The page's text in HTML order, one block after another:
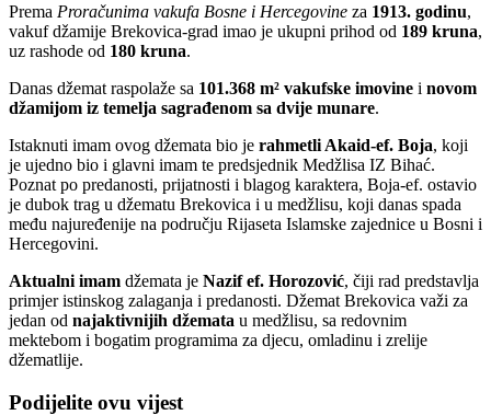
Prema Proračunima vakufa Bosne i Hercegovine za 1913. godinu,
vakuf džamije Brekovica-grad imao je ukupni prihod od 189 kruna,
uz rashode od 180 kruna.
Danas džemat raspolaže sa 101.368 m² vakufske imovine i novom
džamijom iz temelja sagrađenom sa dvije munare.
Istaknuti imam ovog džemata bio je rahmetli Akaid-ef. Boja, koji
je ujedno bio i glavni imam te predsjednik Medžlisa IZ Bihać.
Poznat po predanosti, prijatnosti i blagog karaktera, Boja-ef. ostavio
je dubok trag u džematu Brekovica i u medžlisu, koji danas spada
među najuređenije na području Rijaseta Islamske zajednice u Bosni i
Hercegovini.
Aktualni imam džemata je Nazif ef. Horozović, čiji rad predstavlja
primjer istinskog zalaganja i predanosti. Džemat Brekovica važi za
jedan od najaktivnijih džemata u medžlisu, sa redovnim
mektebom i bogatim programima za djecu, omladinu i zrelije
džematlije.
Podijelite ovu vijest